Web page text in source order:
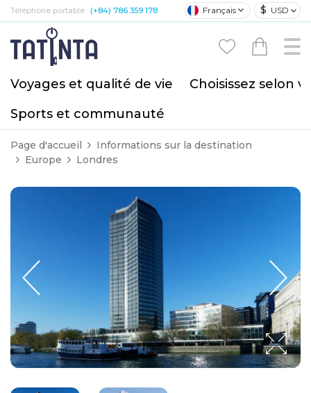
Téléphone portable : (+84) 786 359 178 Français $ USD
Voyages et qualité de vie
Choisissez selon
Sports et communauté
Page d'accueil
Informations sur la destination
Europe
Londres